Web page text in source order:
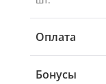
Оплата
Бонусы